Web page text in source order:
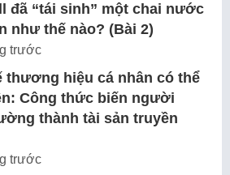
đã “tái sinh” một chai nước
như thế nào? (Bài 2)
trước
thương hiệu cá nhân có thể
Công thức biến người
thành tài sản truyền
trước